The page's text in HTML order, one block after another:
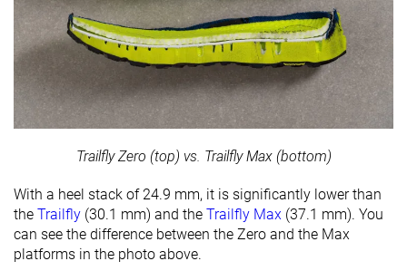
Trailfly Zero (top) vs. Trailfly Max (bottom)
With a heel stack of 24.9 mm, it is significantly lower than
the Trailfly (30.1 mm) and the Trailfly Max (37.1 mm). You
can see the difference between the Zero and the Max
platforms in the photo above.